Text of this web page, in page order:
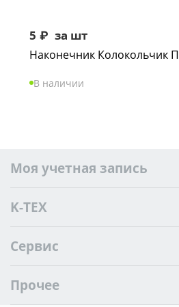
5 ₽ за шт
Наконечник Колокольчик
В наличии
Моя учетная запись
K-TEX
Сервис
Прочее